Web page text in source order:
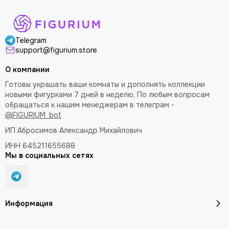
Telegram
support@figurium.store
Информация
О компании
Готовы украшать ваши комнаты и дополнять коллекции
новыми фигурками 7 дней в неделю. По любым вопросам
обращаться к нашим менеджерам в телеграм -
@FIGURIUM_bot
ИП Абросимов Александр Михайлович
ИНН 645211655688
Мы в социальных сетях